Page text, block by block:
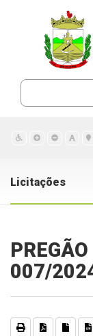
Licitações
007/